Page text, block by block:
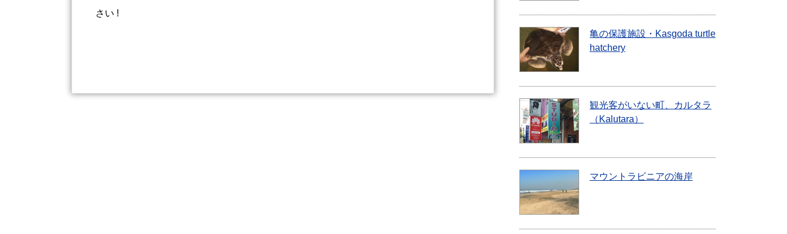
さい !
亀の保護施設・Kasgoda turtle
hatchery
観光客がいない町、カルタラ
（Kalutara）
マウントラビニアの海岸